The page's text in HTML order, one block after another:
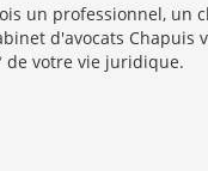
un professionnel, un
d'avocats Chapuis
de votre vie juridique.